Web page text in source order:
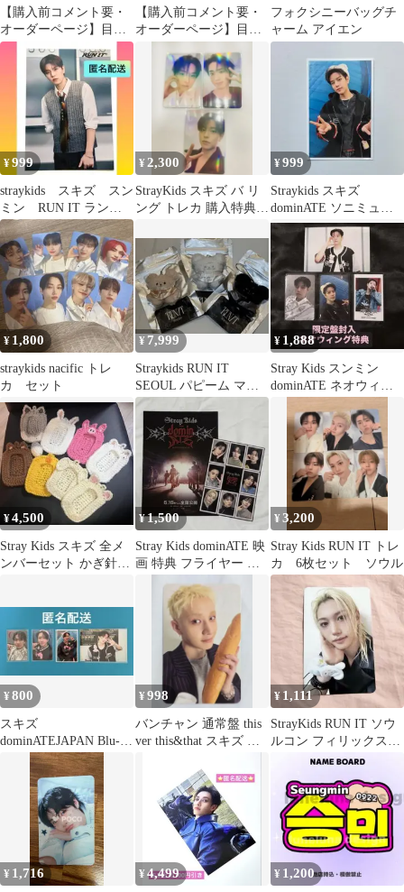
【購入前コメント要・
オーダーページ】目立
つ！ ヒョンジン ネ
ームボード スキズ
【購入前コメント要・
オーダーページ】目立
フォクシニーバッグチ
ャーム アイエン
¥999
straykids スキズ スン
ミン RUN IT ランダ
ムトレカ ラントレ
¥ 2,300
StrayKids スキズ バ リ
ング トレカ 購入特典
¥999
Straykids スキズ
dominATE ソニミュ特
典 スンミン
¥ 1,800
straykids nacific トレ
カ セット
¥ 7,999
Straykids RUN IT
SEOUL パピーム マイ
クロ
¥ 1,888
Stray Kids スンミン
dominATE ネオウィン
¥4,500
Stray Kids スキズ 全メ
ンバーセット かぎ針編
¥1,500
Stray Kids dominATE 映
画 特典 フライヤー ス
¥3,200
Stray Kids RUN IT トレ
カ 6枚セット ソウル
¥800
スキズ
dominATEJAPAN Blu-
ray封入 ソニミュ特
典 チャンビン
¥998
バンチャン 通常盤 this
ver this&that スキズ ト
¥ 1,111
StrayKids RUN IT ソウ
ルコン フィリックス
入場特典 25日
¥ 1,716 ¥ 4,499 ¥ 1,200